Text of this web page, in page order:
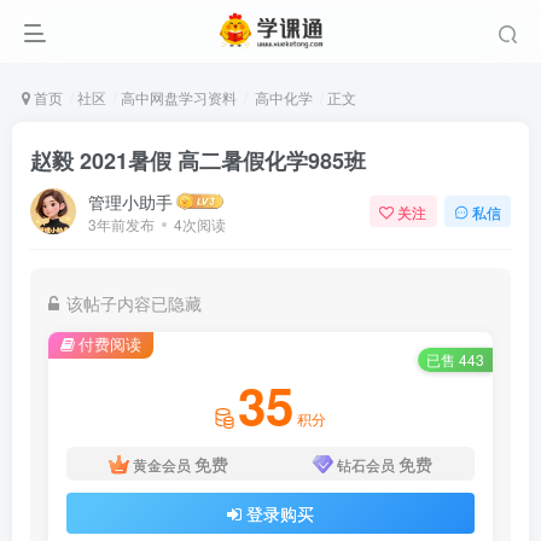
首页 社区 高中网盘学习资料 高中化学 正文
赵毅 2021暑假 高二暑假化学985班
管理小助手
3年前发布 4次阅读
关注 私信
该帖子内容已隐藏
付费阅读
已售 443
35 积分
黄金会员 免费 钻石会员 免费
登录购买